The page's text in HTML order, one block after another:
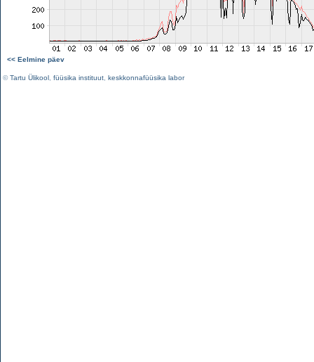
<< Eelmine päev
©Tartu Ülikool füüsika instituut keskkonnafüüsika labor